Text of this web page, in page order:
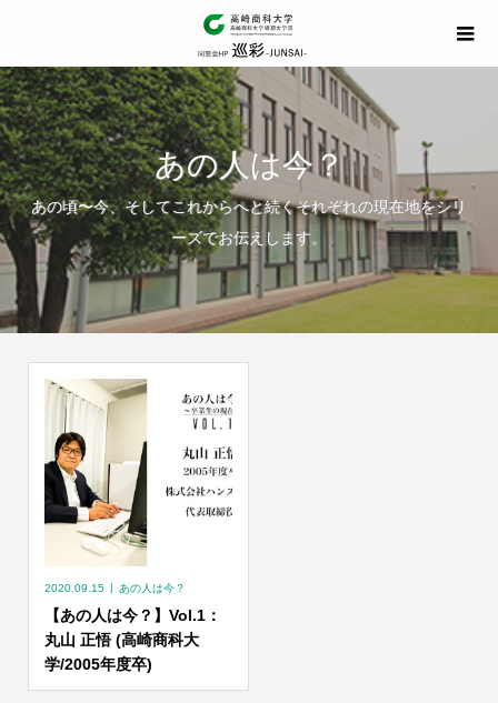
あの人は今？
あの頃〜今、そしてこれからへと続くそれぞれの現在地をシリ
ーズでお伝えします。
2020.09.15 あの人は今？
【あの人は今？】Vol.1：
丸山 正悟 (高崎商科大
学/2005年度卒)